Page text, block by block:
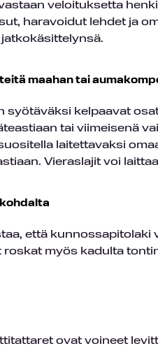
veloituksetta
haravoidut lehdet ja
maahan tai
syötäväksi kelpaavat
tai viimeisenä
laitettavaksi
Vieraslajit voi
että kunnossapitolaki
myös kadulta
ovat voineet